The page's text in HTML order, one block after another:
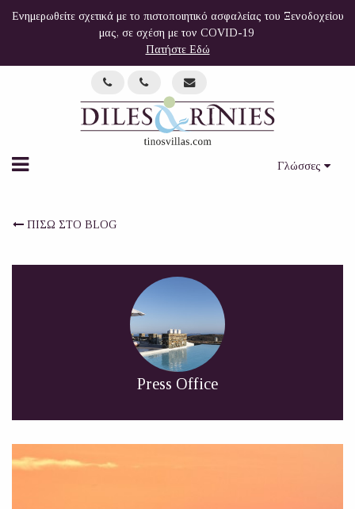
Ενημερωθείτε σχετικά με το πιστοποιητικό ασφαλείας του Ξενοδοχείου
μας, σε σχέση με τον COVID-19
Πατήστε Εδώ
Γλώσσες
ΠΙΣΩ ΣΤΟ BLOG
Press Office